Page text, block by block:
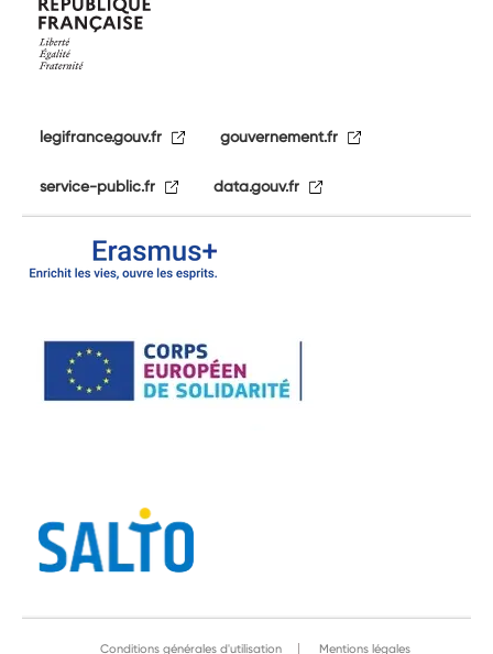
legifrance.gouv.fr gouvernement.fr
service-public.fr data.gouv.fr
Conditions générales d'utilisation Mentions légales